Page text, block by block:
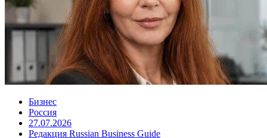
Бизнес
Россия
27.07.2026
Редакция Russian Business Guide